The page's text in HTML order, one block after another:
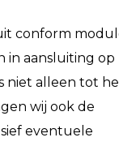
conform
in aansluiting op
niet alleen tot
wij ook de
eventuele